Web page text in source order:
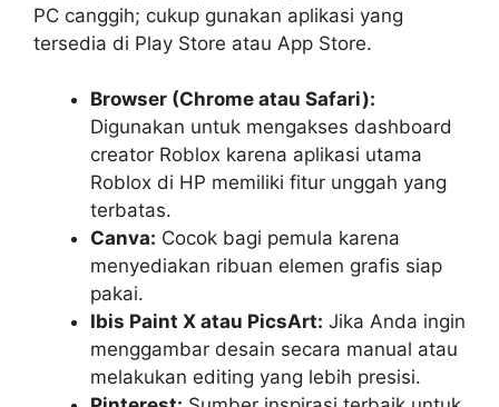
PC canggih; cukup gunakan aplikasi yang
tersedia di Play Store atau App Store.
Browser (Chrome atau Safari):
Digunakan untuk mengakses dashboard
creator Roblox karena aplikasi utama
Roblox di HP memiliki fitur unggah yang
terbatas.
Canva: Cocok bagi pemula karena
menyediakan ribuan elemen grafis siap
pakai.
Ibis Paint X atau PicsArt: Jika Anda ingin
menggambar desain secara manual atau
melakukan editing yang lebih presisi.